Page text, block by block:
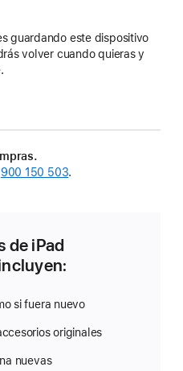
guardando este dispositivo
volver cuando quieras y
900 150 503.
de iPad
si fuera nuevo
originales
nuevas